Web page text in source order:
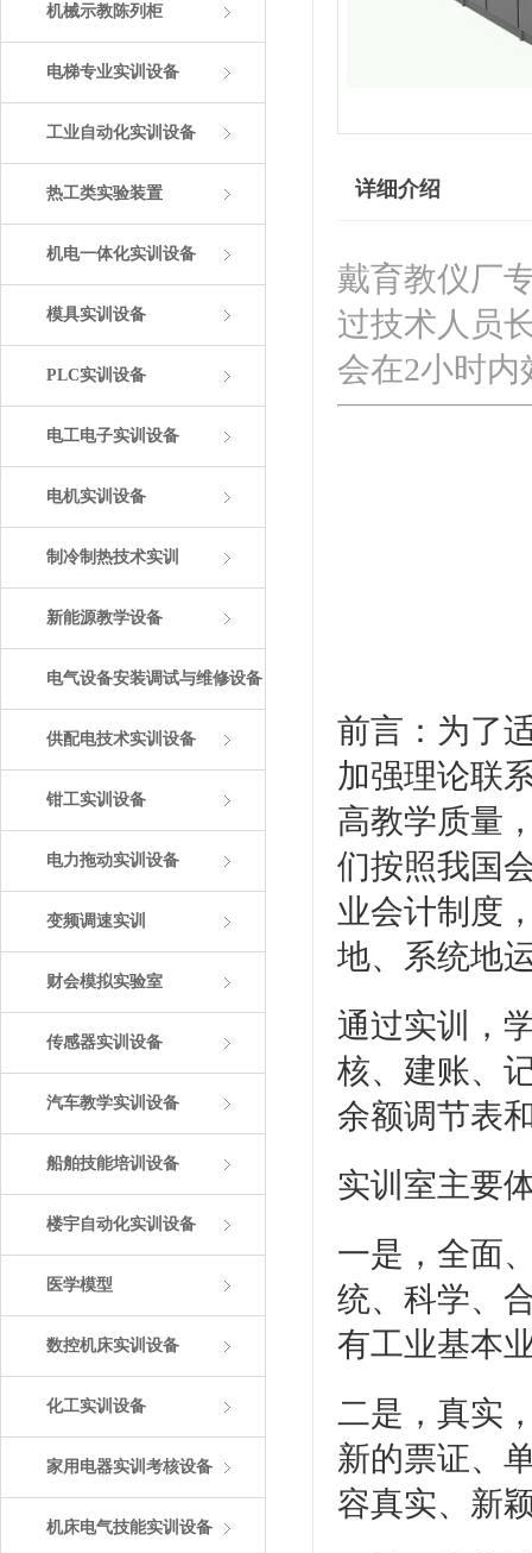
机械示教陈列柜
电梯专业实训设备
工业自动化实训设备
热工类实验装置
机电一体化实训设备
模具实训设备
PLC实训设备
电工电子实训设备
电机实训设备
制冷制热技术实训
新能源教学设备
电气设备安装调试与维修设备
供配电技术实训设备
钳工实训设备
电力拖动实训设备
变频调速实训
财会模拟实验室
传感器实训设备
汽车教学实训设备
船舶技能培训设备
楼宇自动化实训设备
医学模型
数控机床实训设备
化工实训设备
家用电器实训考核设备
机床电气技能实训设备
详细介绍
戴育教仪厂
过技术人员
会在2小时
前言：为了
加强理论联
高教学质量
们按照我国
业会计制度
地、系统地
通过实训，
核、建账、
余额调节表
实训室主要
一是，全面
统、科学、
有工业基本
二是，真实
新的票证、
容真实、新